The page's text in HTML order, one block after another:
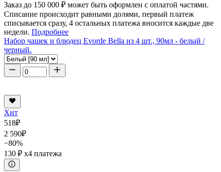
Заказ до 150 000 ₽ может быть оформлен с оплатой частями.
Списание происходит равными долями, первый платеж
списывается сразу, 4 остальных платежа вносится каждые две
недели. Подробнее
Набор чашек и блюдец Evorde Bella из 4 шт., 90мл - белый /
черный.
Хит
518₽
2 590₽
−80%
130 ₽ x4 платежа